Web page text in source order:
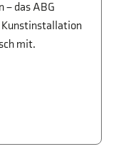
– das ABG
mit.